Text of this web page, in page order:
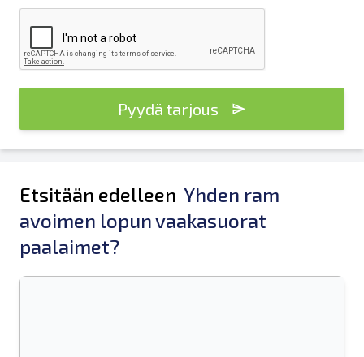
Pyydä tarjous
Etsitään edelleen Yhden ram
avoimen lopun vaakasuorat
paalaimet?